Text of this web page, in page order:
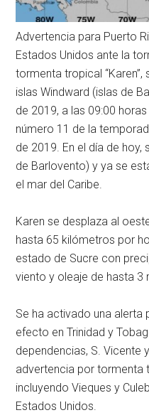
Advertencia para Puerto
Estados Unidos ante la
tormenta tropical
islas Windward (islas de
de 2019, a las 09:00
número 11 de la
de 2019. En el día de
de Barlovento) y ya se
el mar del Caribe.
Karen se desplaza al
hasta 65 kilómetros por
estado de Sucre con
viento y oleaje de hasta 3
Se ha activado una
efecto en Trinidad y
dependencias, S. Vicente
advertencia por tormenta
incluyendo Vieques y
Estados Unidos.